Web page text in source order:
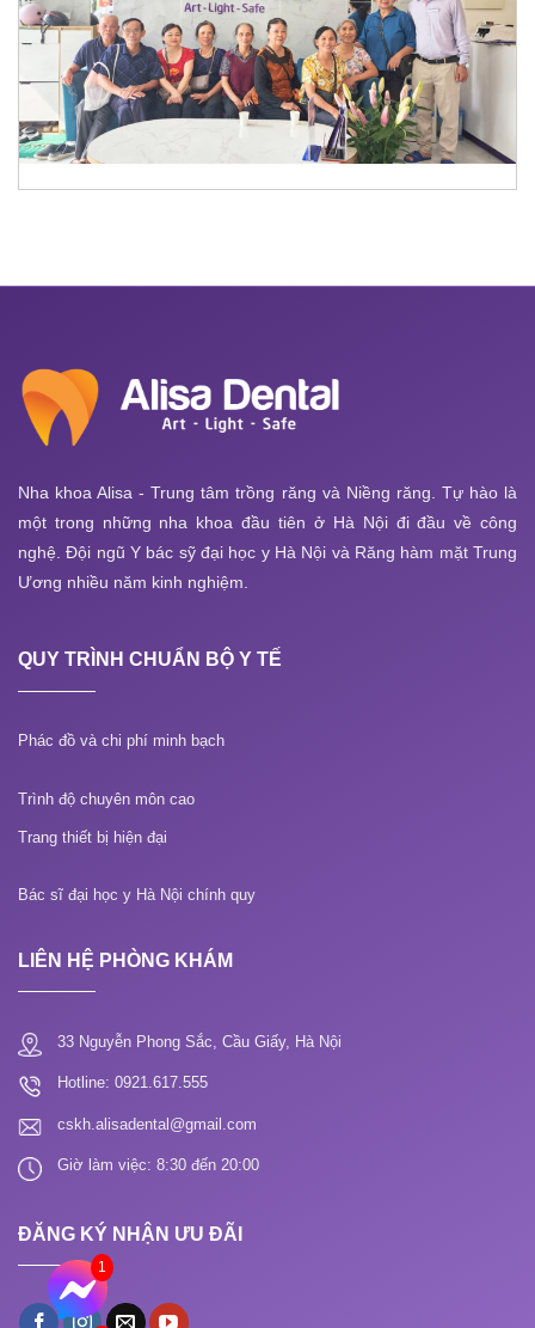
Nha khoa Alisa - Trung tâm trồng răng và Niềng răng. Tự hào là
một trong những nha khoa đầu tiên ở Hà Nội đi đầu về công
nghệ. Đội ngũ Y bác sỹ đại học y Hà Nội và Răng hàm mặt Trung
Ương nhiều năm kinh nghiệm.
QUY TRÌNH CHUẨN BỘ Y TẾ
Phác đồ và chi phí minh bạch
Trình độ chuyên môn cao
Trang thiết bị hiện đại
Bác sĩ đại học y Hà Nội chính quy
LIÊN HỆ PHÒNG KHÁM
33 Nguyễn Phong Sắc, Cầu Giấy, Hà Nội
Hotline: 0921.617.555
cskh.alisadental@gmail.com
Giờ làm việc: 8:30 đến 20:00
ĐĂNG KÝ NHẬN ƯU ĐÃI
1